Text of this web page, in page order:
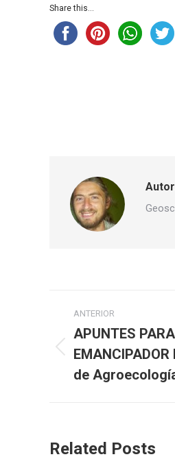
Share this...
Navegación
entre
ANTERIOR
Publicación
anterior:
APUNTES
de
Related Posts